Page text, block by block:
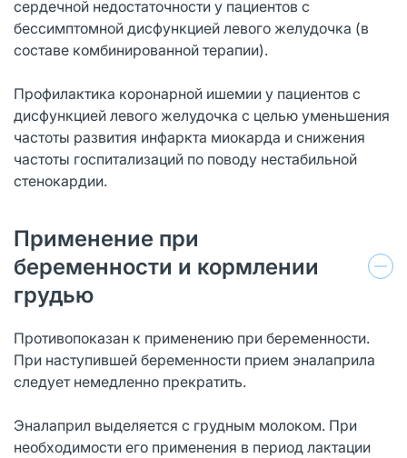
сердечной недостаточности у пациентов с
бессимптомной дисфункцией левого желудочка (в
составе комбинированной терапии).
Профилактика коронарной ишемии у пациентов с
дисфункцией левого желудочка с целью уменьшения
частоты развития инфаркта миокарда и снижения
частоты госпитализаций по поводу нестабильной
стенокардии.
Применение при
беременности и кормлении
грудью
Противопоказан к применению при беременности.
При наступившей беременности прием эналаприла
следует немедленно прекратить.
Эналаприл выделяется с грудным молоком. При
необходимости его применения в период лактации